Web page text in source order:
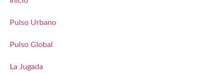
Pulso Urbano
Pulso Global
La Jugada